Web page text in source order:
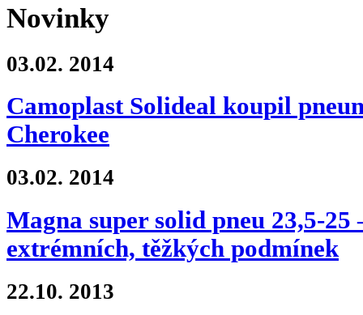
Novinky
03.02. 2014
Camoplast Solideal koupil
Cherokee
03.02. 2014
Magna super solid pneu 23,5-25
extrémních, těžkých podmínek
22.10. 2013